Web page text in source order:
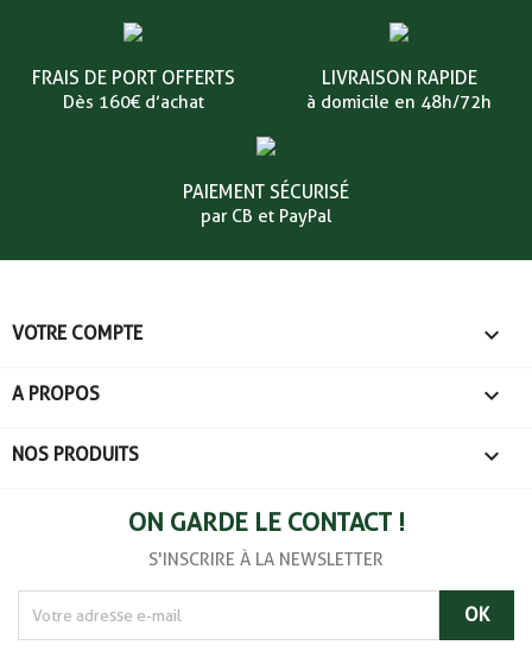
FRAIS DE PORT OFFERTS
Dès 160€ d’achat
LIVRAISON RAPIDE
à domicile en 48h/72h
PAIEMENT SÉCURISÉ
par CB et PayPal
VOTRE COMPTE 
A PROPOS 
NOS PRODUITS 
ON GARDE LE CONTACT !
S'INSCRIRE À LA NEWSLETTER